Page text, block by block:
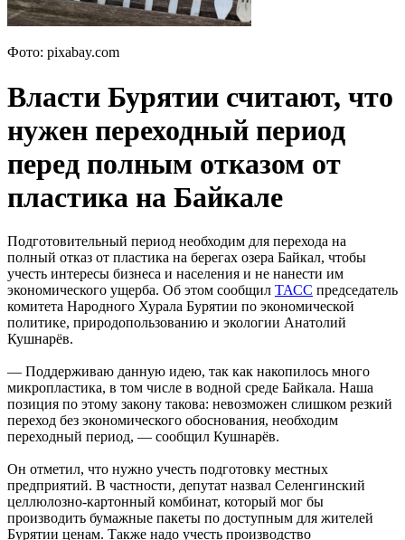
Фото: pixabay.com
Власти Бурятии считают, что
нужен переходный период
перед полным отказом от
пластика на Байкале
Подготовительный период необходим для перехода на
полный отказ от пластика на берегах озера Байкал, чтобы
учесть интересы бизнеса и населения и не нанести им
экономического ущерба. Об этом сообщил ТАСС председатель
комитета Народного Хурала Бурятии по экономической
политике, природопользованию и экологии Анатолий
Кушнарёв.
— Поддерживаю данную идею, так как накопилось много
микропластика, в том числе в водной среде Байкала. Наша
позиция по этому закону такова: невозможен слишком резкий
переход без экономического обоснования, необходим
переходный период, — сообщил Кушнарёв.
Он отметил, что нужно учесть подготовку местных
предприятий. В частности, депутат назвал Селенгинский
целлюлозно-картонный комбинат, который мог бы
производить бумажные пакеты по доступным для жителей
Бурятии ценам. Также надо учесть производство